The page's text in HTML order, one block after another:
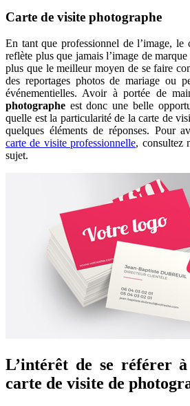
Carte de visite photographe
En tant que professionnel de l’image,
reflète plus que jamais l’image de
plus que le meilleur moyen de se faire
des reportages photos de mariage ou
événementielles. Avoir à portée de
photographe est donc une belle
quelle est la particularité de la carte de
quelques éléments de réponses. Pour
carte de visite professionnelle, consultez
sujet.
L’intérêt de se référer
carte de visite de